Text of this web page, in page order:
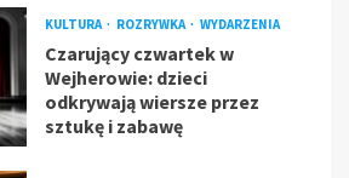
KULTURA ROZRYWKA WYDARZENIA
Czarujący czwartek w
Wejherowie: dzieci
odkrywają wiersze przez
sztukę i zabawę